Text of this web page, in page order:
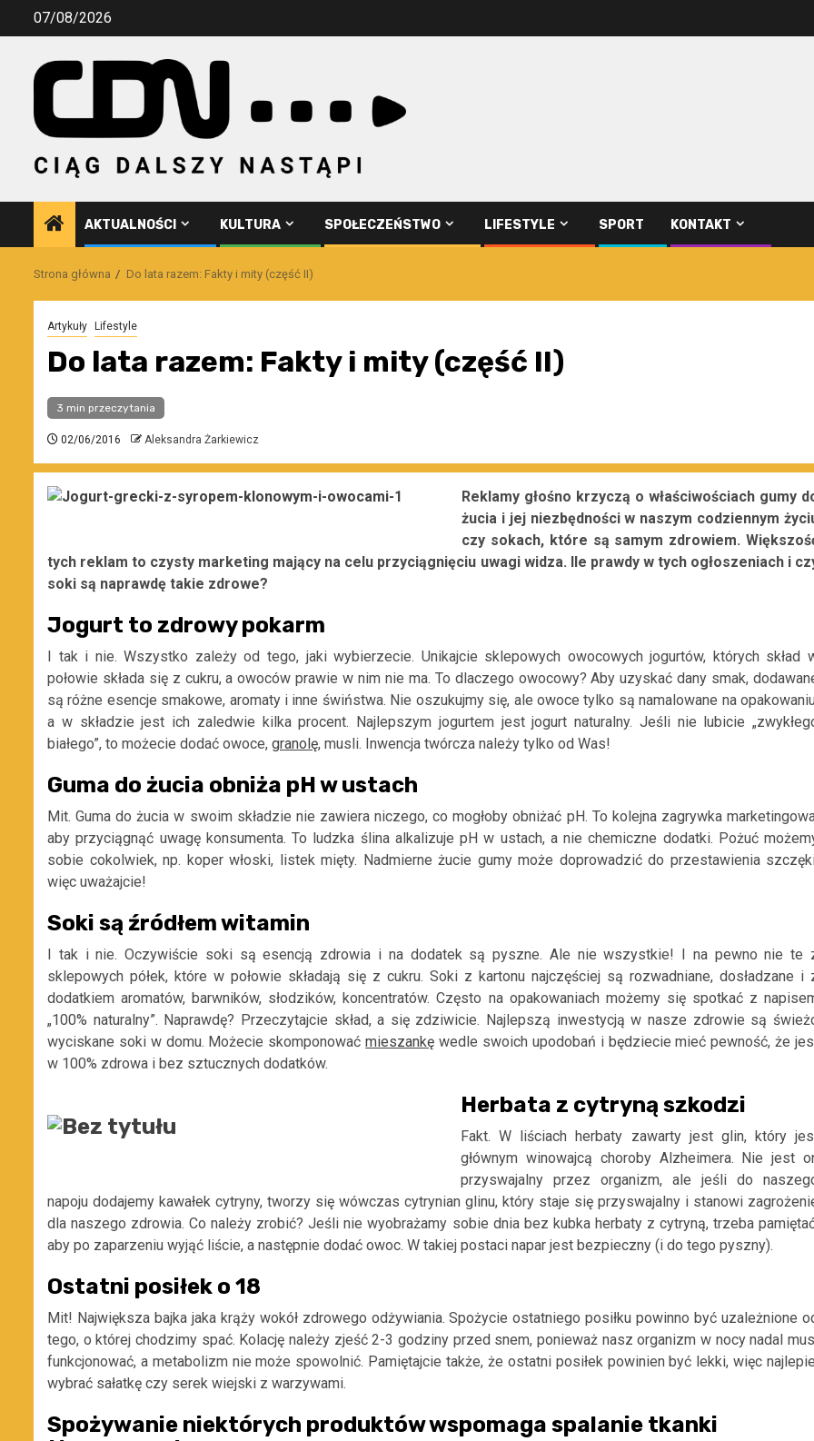
Przejdź07/08/2026
AKTUALNOŚCI KULTURA SPOŁECZEŃSTWO LIFESTYLE SPORT KONTAKT
Strona główna Do lata razem: Fakty i mity (część II)
Artykuły Lifestyle
Do lata razem: Fakty i mity (część II)
3 min przeczytania
02/06/2016 Aleksandra Żarkiewicz
Reklamy głośno krzyczą o właściwościach gumy
żucia i jej niezbędności w naszym codziennym
czy sokach, które są samym zdrowiem.
tych reklam to czysty marketing mający na celu przyciągnięciu uwagi widza. Ile prawdy w tych ogłoszeniach i
soki są naprawdę takie zdrowe?
Jogurt to zdrowy pokarm
I tak i nie. Wszystko zależy od tego, jaki wybierzecie. Unikajcie sklepowych owocowych jogurtów, których skład
połowie składa się z cukru, a owoców prawie w nim nie ma. To dlaczego owocowy? Aby uzyskać dany smak,
są różne esencje smakowe, aromaty i inne świństwa. Nie oszukujmy się, ale owoce tylko są namalowane na
a w składzie jest ich zaledwie kilka procent. Najlepszym jogurtem jest jogurt naturalny. Jeśli nie lubicie
białego”, to możecie dodać owoce, granolę, musli. Inwencja twórcza należy tylko od Was!
Guma do żucia obniża pH w ustach
Mit. Guma do żucia w swoim składzie nie zawiera niczego, co mogłoby obniżać pH. To kolejna zagrywka
aby przyciągnąć uwagę konsumenta. To ludzka ślina alkalizuje pH w ustach, a nie chemiczne dodatki. Pożuć
sobie cokolwiek, np. koper włoski, listek mięty. Nadmierne żucie gumy może doprowadzić do przestawienia
więc uważajcie!
Soki są źródłem witamin
I tak i nie. Oczywiście soki są esencją zdrowia i na dodatek są pyszne. Ale nie wszystkie! I na pewno nie te
sklepowych półek, które w połowie składają się z cukru. Soki z kartonu najczęściej są rozwadniane, dosładzane i
dodatkiem aromatów, barwników, słodzików, koncentratów. Często na opakowaniach możemy się spotkać z
„100% naturalny”. Naprawdę? Przeczytajcie skład, a się zdziwicie. Najlepszą inwestycją w nasze zdrowie są
wyciskane soki w domu. Możecie skomponowaćmieszankę wedle swoich upodobań i będziecie mieć pewność, że
w 100% zdrowa i bez sztucznych dodatków.
Herbata z cytryną szkodzi
Fakt. W liściach herbaty zawarty jest glin, który
głównym winowajcą choroby Alzheimera. Nie jest
przyswajalny przez organizm, ale jeśli do
napoju dodajemy kawałek cytryny, tworzy się wówczas cytrynian glinu, który staje się przyswajalny i stanowi
dla naszego zdrowia. Co należy zrobić? Jeśli nie wyobrażamy sobie dnia bez kubka herbaty z cytryną, trzeba
aby po zaparzeniu wyjąć liście, a następnie dodać owoc. W takiej postaci napar jest bezpieczny (i do tego pyszny).
Ostatni posiłek o 18
Mit! Największa bajka jaka krąży wokół zdrowego odżywiania. Spożycie ostatniego posiłku powinno być uzależnione
tego, o której chodzimy spać. Kolację należy zjeść 2-3 godziny przed snem, ponieważ nasz organizm w nocy nadal
funkcjonować, a metabolizm nie może spowolnić. Pamiętajcie także, że ostatni posiłek powinien być lekki, więc
wybrać sałatkę czy serek wiejski z warzywami.
Spożywanie niektórych produktów wspomaga spalanie tkanki